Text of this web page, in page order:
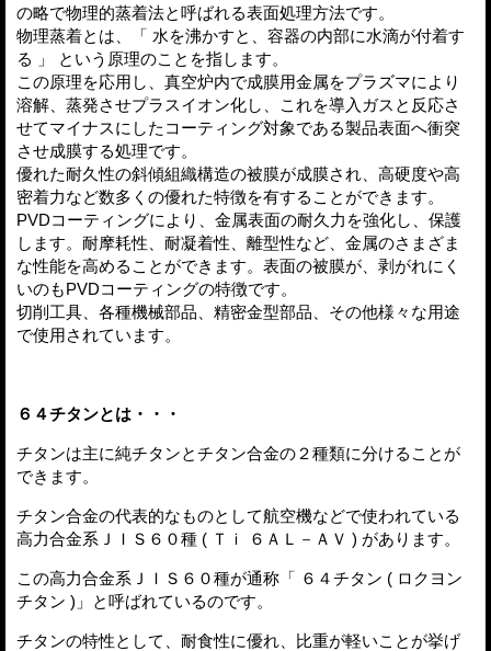
の略で物理的蒸着法と呼ばれる表面処理方法です。
物理蒸着とは、「 水を沸かすと、容器の内部に水滴が付着す
る 」 という原理のことを指します。
この原理を応用し、真空炉内で成膜用金属をプラズマにより
溶解、蒸発させプラスイオン化し、これを導入ガスと反応さ
せてマイナスにしたコーティング対象である製品表面へ衝突
させ成膜する処理です。
優れた耐久性の斜傾組織構造の被膜が成膜され、高硬度や高
密着力など数多くの優れた特徴を有することができます。
PVDコーティングにより、金属表面の耐久力を強化し、保護
します。耐摩耗性、耐凝着性、離型性など、金属のさまざま
な性能を高めることができます。表面の被膜が、剥がれにく
いのもPVDコーティングの特徴です。
切削工具、各種機械部品、精密金型部品、その他様々な用途
で使用されています。
６４チタンとは・・・
チタンは主に純チタンとチタン合金の２種類に分けることが
できます。
チタン合金の代表的なものとして航空機などで使われている
高力合金系ＪＩＳ６０種 ( Ｔｉ ６ＡＬ－ＡＶ ) があります。
この高力合金系ＪＩＳ６０種が通称「 ６４チタン ( ロクヨン
チタン )」と呼ばれているのです。
チタンの特性として、耐食性に優れ、比重が軽いことが挙げ